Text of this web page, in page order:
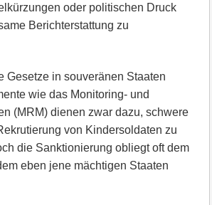
oder politischen Druck
Berichterstattung zu
Gesetze in souveränen Staaten
wie das Monitoring- und
(MRM) dienen zwar dazu, schwere
von Kindersoldaten zu
die Sanktionierung obliegt oft dem
eben jene mächtigen Staaten